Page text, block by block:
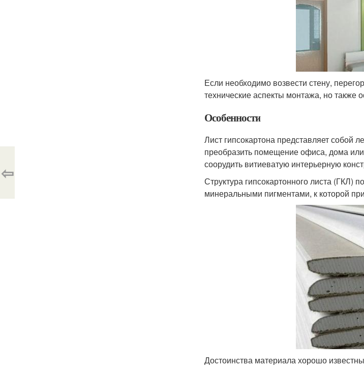
Если необходимо возвести стену,
технические аспекты монтажа, но также
Особенности
Лист гипсокартона представляет собой
преобразить помещение офиса, дома или
соорудить витиеватую интерьерную
Структура гипсокартонного листа (ГКЛ)
минеральными пигментами, к которой
Достоинства материала хорошо
⇦